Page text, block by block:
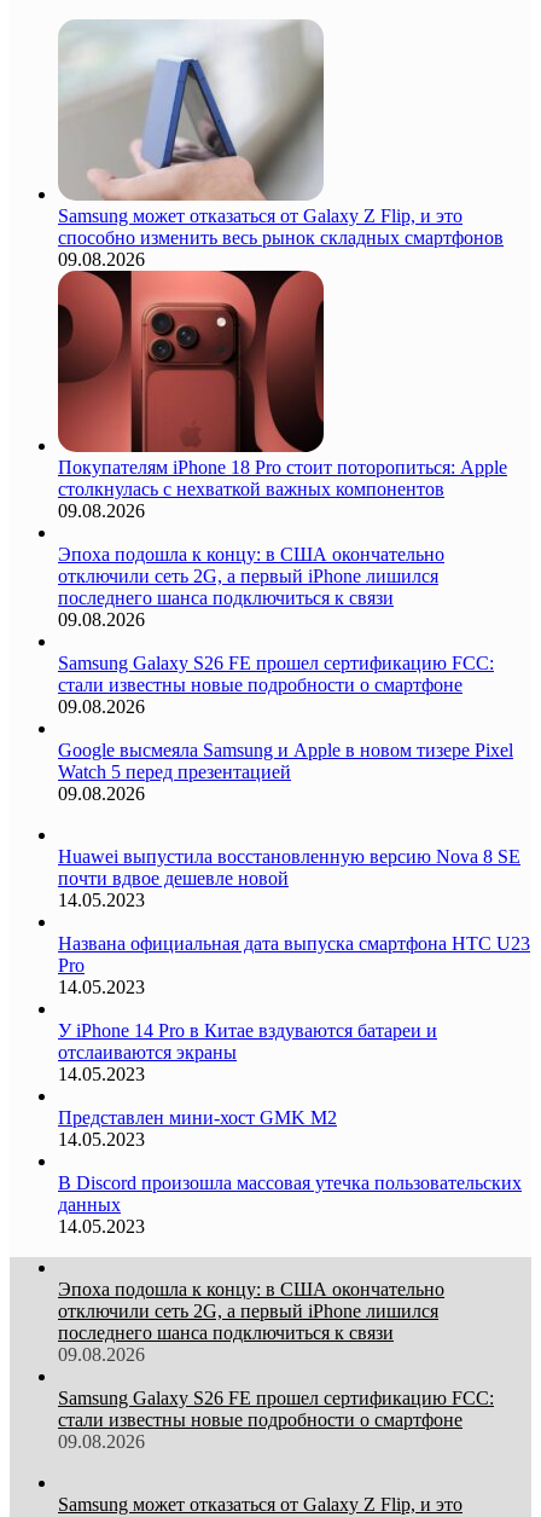
Samsung может отказаться от Galaxy Z Flip, и это
способно изменить весь рынок складных смартфонов
09.08.2026
Покупателям iPhone 18 Pro стоит поторопиться: Apple
столкнулась с нехваткой важных компонентов
09.08.2026
Эпоха подошла к концу: в США окончательно
отключили сеть 2G, а первый iPhone лишился
последнего шанса подключиться к связи
09.08.2026
Samsung Galaxy S26 FE прошел сертификацию FCC:
стали известны новые подробности о смартфоне
09.08.2026
Google высмеяла Samsung и Apple в новом тизере Pixel
Watch 5 перед презентацией
09.08.2026
Huawei выпустила восстановленную версию Nova 8 SE
почти вдвое дешевле новой
14.05.2023
Названа официальная дата выпуска смартфона HTC U23
Pro
14.05.2023
У iPhone 14 Pro в Китае вздуваются батареи и
отслаиваются экраны
14.05.2023
Представлен мини-хост GMK M2
14.05.2023
В Discord произошла массовая утечка пользовательских
данных
14.05.2023
Эпоха подошла к концу: в США окончательно
отключили сеть 2G, а первый iPhone лишился
последнего шанса подключиться к связи
09.08.2026
Samsung Galaxy S26 FE прошел сертификацию FCC:
стали известны новые подробности о смартфоне
09.08.2026
Samsung может отказаться от Galaxy Z Flip, и это